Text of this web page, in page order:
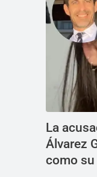
La
Álvarez
como